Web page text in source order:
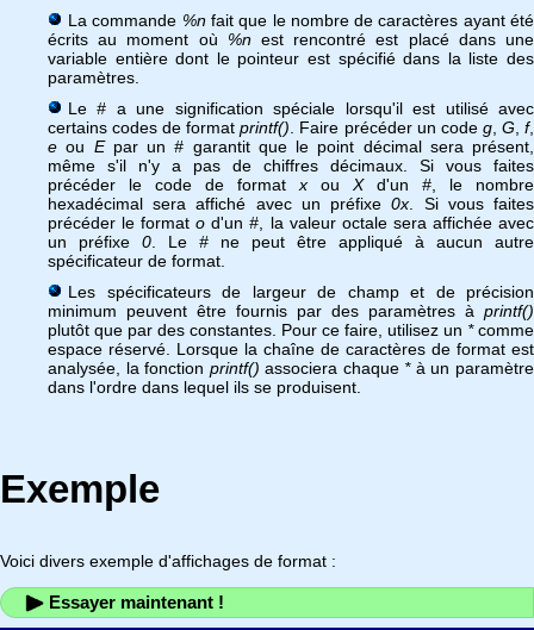
La commande %nfait que le nombre de caractères ayant été
écrits au moment où %nest rencontré est placé dans une
variable entière dont le pointeur est spécifié dans la liste des
paramètres.
Le# a une signification spéciale lorsqu'il est utilisé avec
certains codes de formatprintf() . Faire précéder un code g, G,f,
e ou Epar un# garantit que le point décimal sera présent,
même s'il n'y a pas de chiffres décimaux. Si vous faites
précéder le code de format x ou Xd'un # , le nombre
hexadécimal sera affiché avec un préfixe0x . Si vous faites
précéder le formato d'un# , la valeur octale sera affichée avec
un préfixe 0 . Le # ne peut être appliqué à aucun autre
spécificateur de format.
Les spécificateurs de largeur de champ et de précision
minimum peuvent être fournis par des paramètres à printf()
plutôt que par des constantes. Pour ce faire, utilisez un *comme
espace réservé. Lorsque la chaîne de caractères de format est
analysée, la fonction printf() associera chaque *à un paramètre
dans l'ordre dans lequel ils se produisent.
Exemple
Voici divers exemple d'affichages de format :
Essayer maintenant !